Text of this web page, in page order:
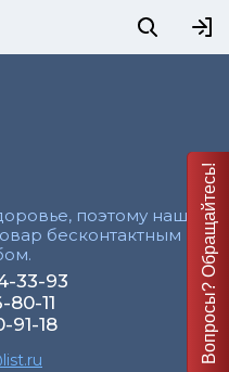
поэтому наши
бесконтактным
33-93
80-11
91-18
Вопросы? Обращайтесь!